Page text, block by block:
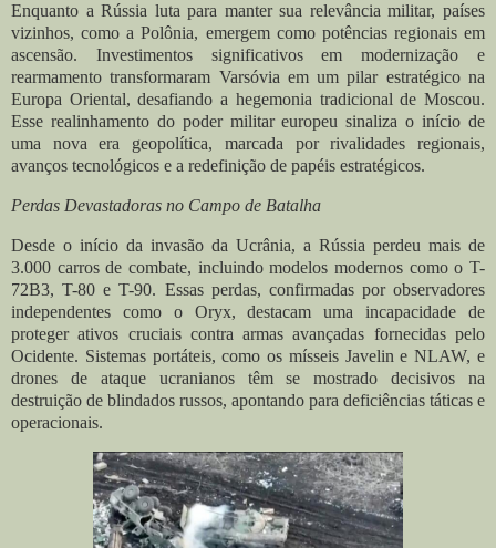
Enquanto a Rússia luta para manter sua relevância militar, países
vizinhos, como a Polônia, emergem como potências regionais em
ascensão. Investimentos significativos em modernização e
rearmamento transformaram Varsóvia em um pilar estratégico na
Europa Oriental, desafiando a hegemonia tradicional de Moscou.
Esse realinhamento do poder militar europeu sinaliza o início de
uma nova era geopolítica, marcada por rivalidades regionais,
avanços tecnológicos e a redefinição de papéis estratégicos.
Perdas Devastadoras no Campo de Batalha
Desde o início da invasão da Ucrânia, a Rússia perdeu mais de
3.000 carros de combate, incluindo modelos modernos como o T-
72B3, T-80 e T-90. Essas perdas, confirmadas por observadores
independentes como o Oryx, destacam uma incapacidade de
proteger ativos cruciais contra armas avançadas fornecidas pelo
Ocidente. Sistemas portáteis, como os mísseis Javelin e NLAW, e
drones de ataque ucranianos têm se mostrado decisivos na
destruição de blindados russos, apontando para deficiências táticas e
operacionais.